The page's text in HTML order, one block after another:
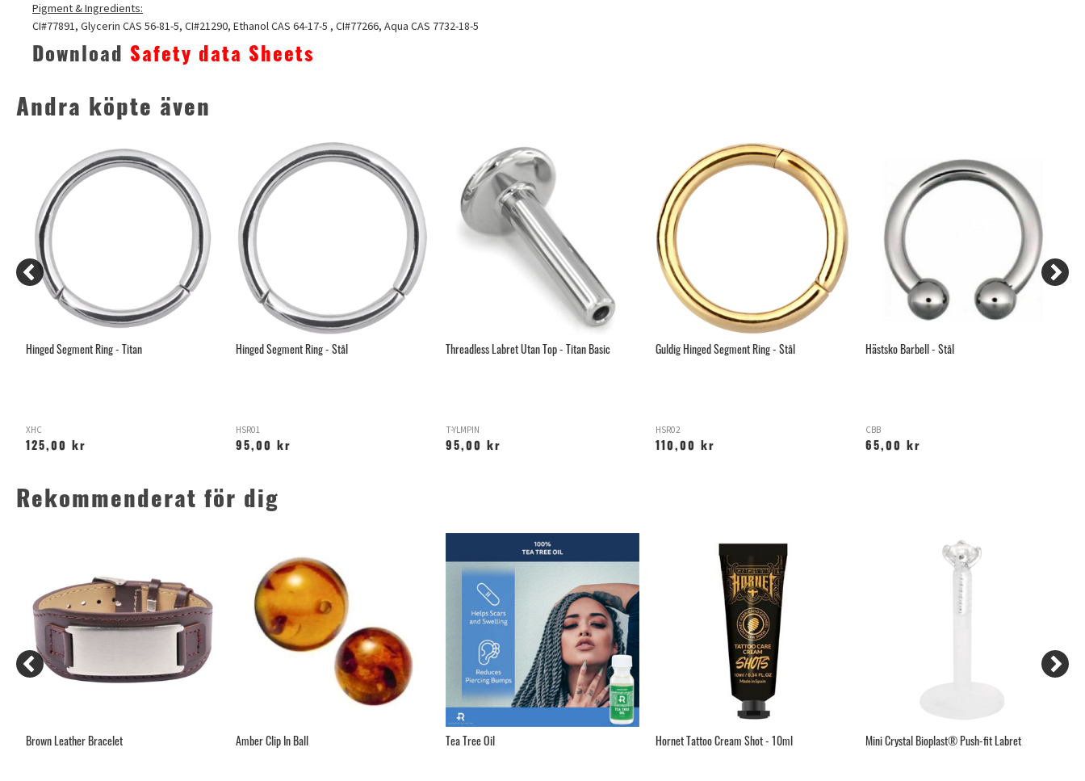
Pigment & Ingredients:
CI#77891, Glycerin CAS 56-81-5, CI#21290, Ethanol CAS 64-17-5 , CI#77266, Aqua CAS 7732-18-5
Download Safety data Sheets
Andra köpte även
Hinged Segment Ring - Titan
XHC
125,00 kr
Hinged Segment Ring - Stål
HSR01
95,00 kr
Threadless Labret Utan Top - Titan Basic
T-YLMPIN
95,00 kr
Guldig Hinged Segment Ring - Stål
HSR02
110,00 kr
Hästsko Barbell - Stål
CBB
65,00 kr
Rekommenderat för dig
Brown Leather Bracelet Amber Clip In Ball Tea Tree Oil Hornet Tattoo Cream Shot - 10ml Mini Crystal Bioplast® Push-fit Labret